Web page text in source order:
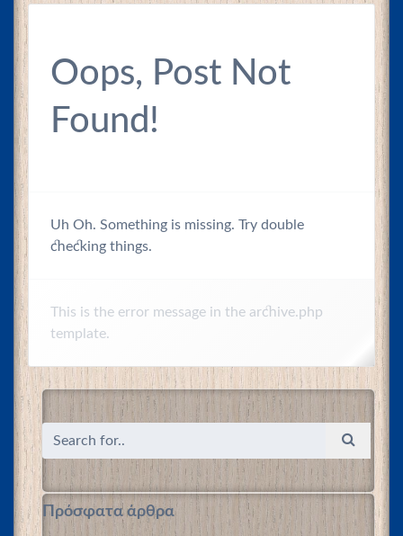
Oops, Post Not
Found!
Uh Oh. Something is missing. Try double
checking things.
This is the error message in the archive.php
template.
Πρόσφατα άρθρα